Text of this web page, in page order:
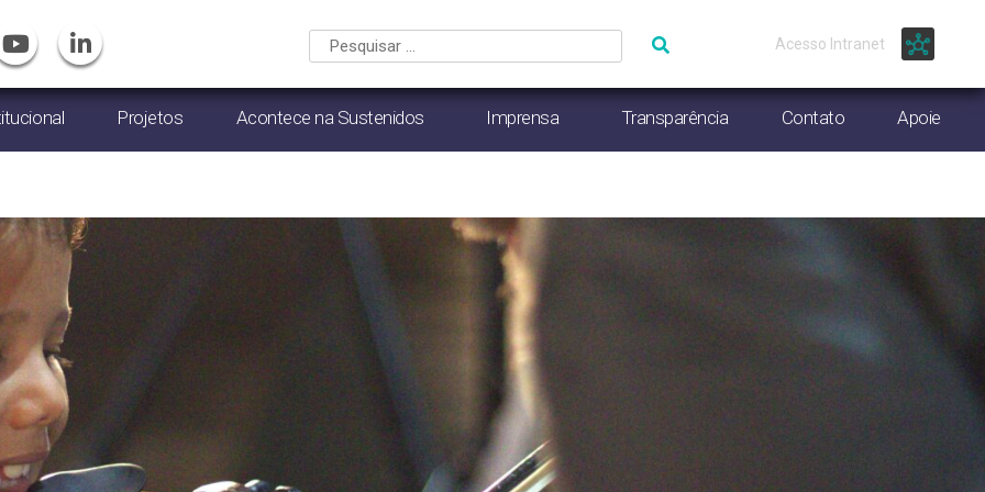
Projetos Acontece na Sustenidos Imprensa Transparência Contato Apoie
Acesso Intranet